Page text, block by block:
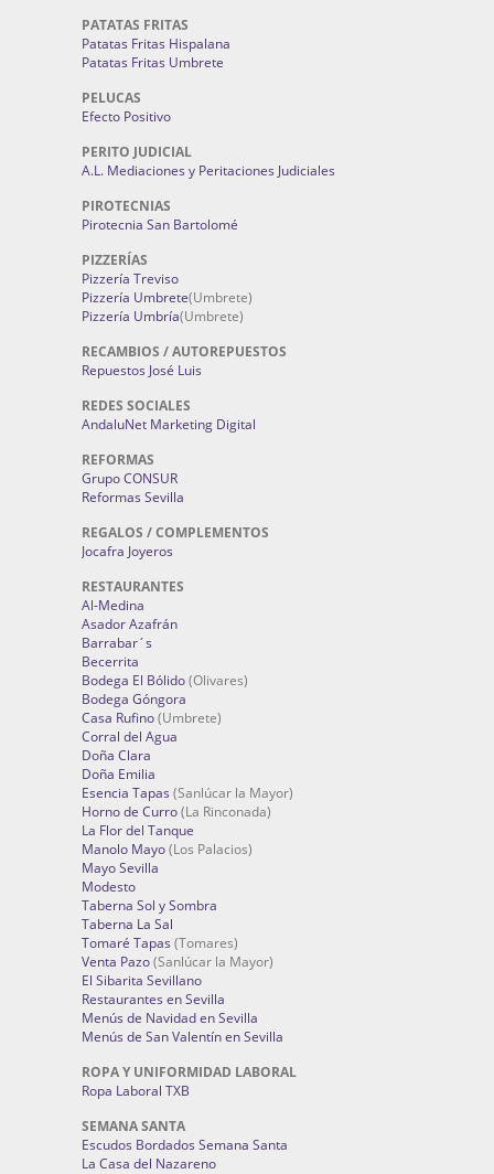
PATATAS FRITAS
Patatas Fritas Hispalana
Patatas Fritas Umbrete
PELUCAS
Efecto Positivo
PERITO JUDICIAL
A.L. Mediaciones y Peritaciones Judiciales
PIROTECNIAS
Pirotecnia San Bartolomé
PIZZERÍAS
Pizzería Treviso
Pizzería Umbrete(Umbrete)
Pizzería Umbría(Umbrete)
RECAMBIOS / AUTOREPUESTOS
Repuestos José Luis
REDES SOCIALES
AndaluNet Marketing Digital
REFORMAS
Grupo CONSUR
Reformas Sevilla
REGALOS / COMPLEMENTOS
Jocafra Joyeros
RESTAURANTES
Al-Medina
Asador Azafrán
Barrabar´s
Becerrita
Bodega El Bólido(Olivares)
Bodega Góngora
Casa Rufino(Umbrete)
Corral del Agua
Doña Clara
Doña Emilia
Esencia Tapas (Sanlúcar la Mayor)
Horno de Curro(La Rinconada)
La Flor del Tanque
Manolo Mayo(Los Palacios)
Mayo Sevilla
Modesto
Taberna Sol y Sombra
Taberna La Sal
Tomaré Tapas (Tomares)
Venta Pazo(Sanlúcar la Mayor)
El Sibarita Sevillano
Restaurantes en Sevilla
Menús de Navidad en Sevilla
Menús de San Valentín en Sevilla
ROPA Y UNIFORMIDAD LABORAL
Ropa Laboral TXB
SEMANA SANTA
Escudos Bordados Semana Santa
La Casa del Nazareno